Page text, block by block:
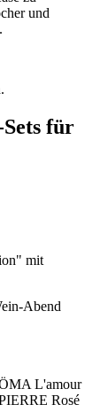
für
mit
Abend
L'amour
Rosé